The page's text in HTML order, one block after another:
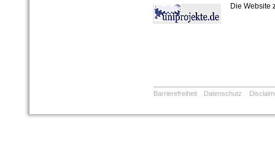
Die Website
Barrierefreiheit Datenschutz